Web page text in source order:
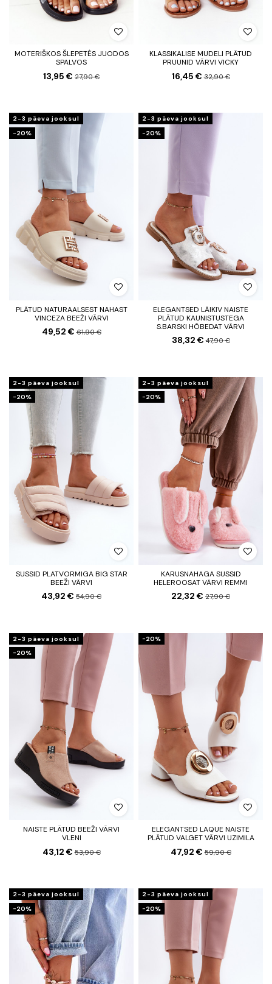
MOTERIŠKOS ŠLEPETĖS JUODOS
SPALVOS
13,95 € 27,90 €
KLASSIKALISE MUDELI PLÄTUD
PRUUNID VÄRVI VICKY
16,45 €32,90 €
2-3 päeva jooksul
−20%
PLÄTUD NATURAALSEST NAHAST
VINCEZA BEEŽI VÄRVI
49,52 €61,90 €
2-3 päeva jooksul
−20%
ELEGANTSED LÄIKIV NAISTE
PLÄTUD KAUNISTUSTEGA
S.BARSKI HÕBEDAT VÄRVI
38,32 €47,90 €
2-3 päeva jooksul
−20%
SUSSID PLATVORMIGA BIG STAR
BEEŽI VÄRVI
43,92 € 54,90 €
2-3 päeva jooksul
−20%
KARUSNAHAGA SUSSID
HELEROOSAT VÄRVI REMMI
22,32 € 27,90 €
2-3 päeva jooksul
−20%
NAISTE PLÄTUD BEEŽI VÄRVI
VLENI
43,12 €53,90 €
−20%
ELEGANTSED LAQUE NAISTE
PLÄTUD VALGET VÄRVI UZIMILA
47,92 €59,90 €
2-3 päeva jooksul
−20%
2-3 päeva jooksul
−20%